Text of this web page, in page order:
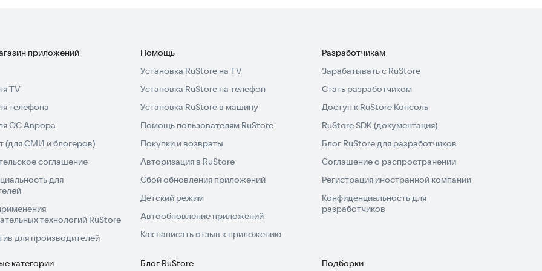
и родными
месяца
происходит с записью
доступа
нужные материалы
приложений
TV
телефона
ОС Аврора
(для СМИ и блогеров)
соглашение
для
технологий RuStore
для производителей
Помощь
Установка RuStore на TV
Установка RuStore на телефон
Установка RuStore в машину
Помощь пользователям RuStore
Покупки и возвраты
Авторизация в RuStore
Сбой обновления приложений
Детский режим
Автообновление приложений
Как написать отзыв к приложению
Разработчикам
Зарабатывать с RuStore
Стать разработчиком
Доступ к RuStore Консоль
RuStore SDK (документация)
Блог RuStore для разработчиков
Соглашение о распространении
Регистрация иностранной компании
Конфиденциальность для
разработчиков
категории Блог RuStore Подборки